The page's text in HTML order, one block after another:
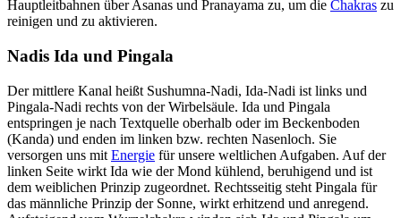
Hauptleitbahnen über Asanas und Pranayama zu, um die Chakras zu
reinigen und zu aktivieren.
Nadis Ida und Pingala
Der mittlere Kanal heißt Sushumna-Nadi, Ida-Nadi ist links und
Pingala-Nadi rechts von der Wirbelsäule. Ida und Pingala
entspringen je nach Textquelle oberhalb oder im Beckenboden
(Kanda) und enden im linken bzw. rechten Nasenloch. Sie
versorgen uns mit Energie für unsere weltlichen Aufgaben. Auf der
linken Seite wirkt Ida wie der Mond kühlend, beruhigend und ist
dem weiblichen Prinzip zugeordnet. Rechtsseitig steht Pingala für
das männliche Prinzip der Sonne, wirkt erhitzend und anregend.